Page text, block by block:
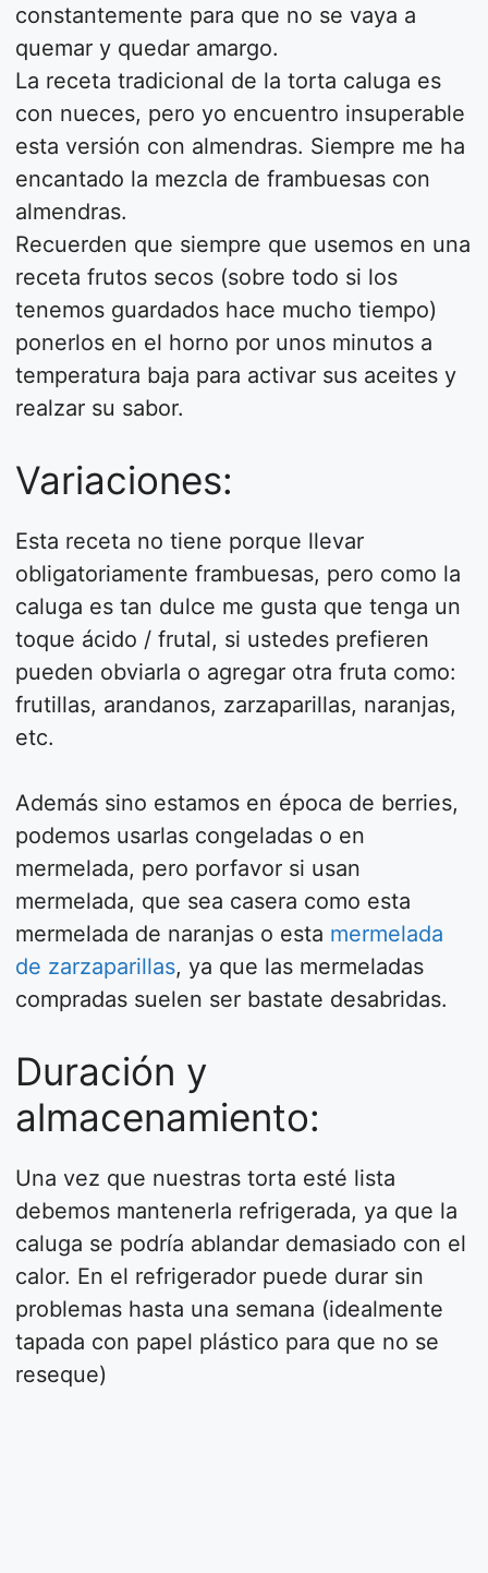
constantemente para que no se vaya a
quemar y quedar amargo.
La receta tradicional de la torta caluga es
con nueces, pero yo encuentro insuperable
esta versión con almendras. Siempre me ha
encantado la mezcla de frambuesas con
almendras.
Recuerden que siempre que usemos en una
receta frutos secos (sobre todo si los
tenemos guardados hace mucho tiempo)
ponerlos en el horno por unos minutos a
temperatura baja para activar sus aceites y
realzar su sabor.
Variaciones:
Esta receta no tiene porque llevar
obligatoriamente frambuesas, pero como la
caluga es tan dulce me gusta que tenga un
toque ácido / frutal, si ustedes prefieren
pueden obviarla o agregar otra fruta como:
frutillas, arandanos, zarzaparillas, naranjas,
etc.
Además sino estamos en época de berries,
podemos usarlas congeladas o en
mermelada, pero porfavor si usan
mermelada, que sea casera como esta
mermelada de naranjas o esta mermelada
de zarzaparillas, ya que las mermeladas
compradas suelen ser bastate desabridas.
Duración y
almacenamiento:
Una vez que nuestras torta esté lista
debemos mantenerla refrigerada, ya que la
caluga se podría ablandar demasiado con el
calor. En el refrigerador puede durar sin
problemas hasta una semana (idealmente
tapada con papel plástico para que no se
reseque)